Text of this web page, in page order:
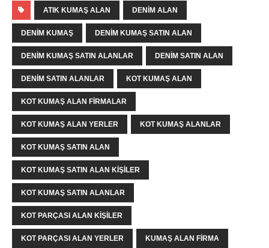
ATIK KUMAŞ ALAN DENIM ALAN
DENIM KUMAŞ DENIM KUMAŞ SATIN ALAN
DENIM KUMAŞ SATIN ALANLAR DENIM SATIN ALAN
DENIM SATIN ALANLAR KOT KUMAŞ ALAN
KOT KUMAŞ ALAN FIRMALAR
KOT KUMAŞ ALAN YERLER KOT KUMAŞ ALANLAR
KOT KUMAŞ SATIN ALAN
KOT KUMAŞ SATIN ALAN KIŞILER
KOT KUMAŞ SATIN ALANLAR
KOT PARÇASI ALAN KIŞILER
KOT PARÇASI ALAN YERLER KUMAŞ ALAN FIRMA